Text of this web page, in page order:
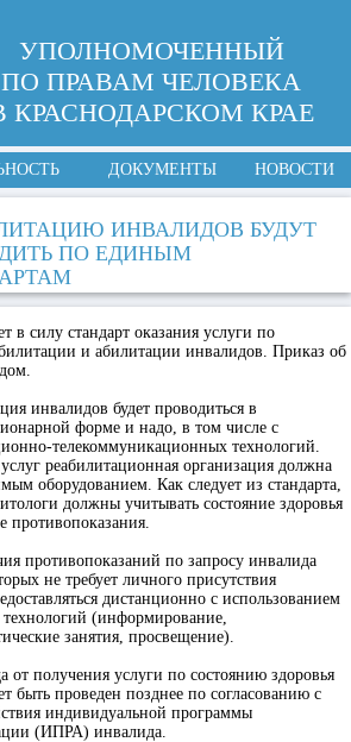
УПОЛНОМОЧЕННЫЙ
ПО ПРАВАМ ЧЕЛОВЕКА
КРАСНОДАРСКОМ КРАЕ
ДОКУМЕНТЫ НОВОСТИ
ИНВАЛИДОВ БУДУТ
ПО ЕДИНЫМ
в силу стандарт оказания услуги по
и абилитации инвалидов. Приказ об
инвалидов будет проводиться в
форме и надо, в том числе с
телекоммуникационных технологий.
реабилитационная организация должна
оборудованием. Как следует из стандарта,
должны учитывать состояние здоровья
противопоказания.
противопоказаний по запросу инвалида
не требует личного присутствия
дистанционно с использованием
(информирование,
занятия, просвещение).
от получения услуги по состоянию здоровья
быть проведен позднее по согласованию с
индивидуальной программы
(ИПРА) инвалида.